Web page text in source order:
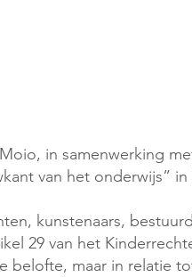
in samenwerking
van het onderwijs”
kunstenaars,
29 van het
belofte, maar in relatie